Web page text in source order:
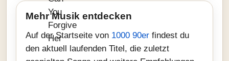
Mehr Musik entdecken
Auf der Startseite von 1000 90er findest du
den aktuell laufenden Titel, die zuletzt